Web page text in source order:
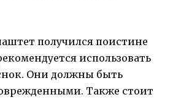
получился поистине
использовать
Они должны быть
Также стоит